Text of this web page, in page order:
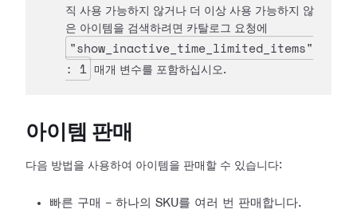
직 사용 가능하지 않거나 더 이상 사용 가능하지 않
은 아이템을 검색하려면 카탈로그 요청에
"show_inactive_time_limited_items"
: 1
매개 변수를 포함하십시오.
아이템 판매
다음 방법을 사용하여 아이템을 판매할 수 있습니다:
빠른 구매 - 하나의 SKU를 여러 번 판매합니다.